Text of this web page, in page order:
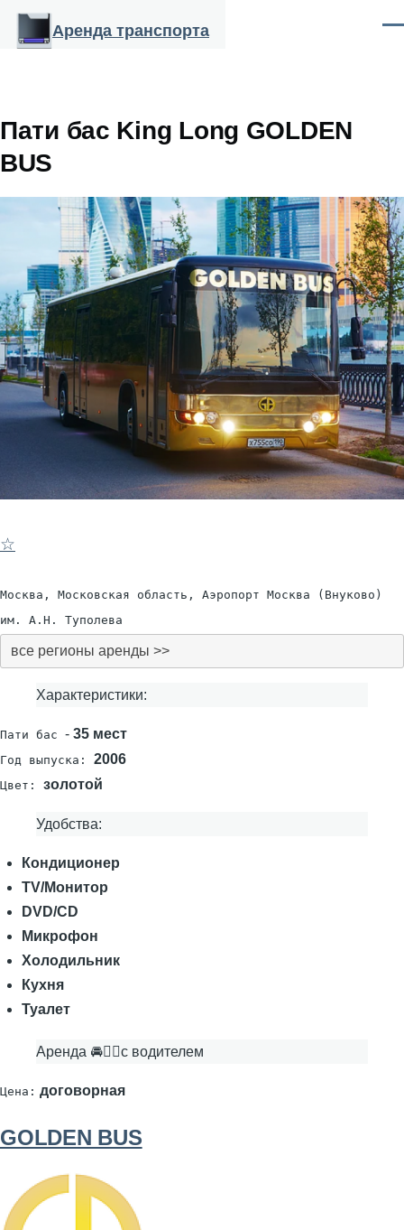
Перейти к основному содержанию
Аренда транспорта
Пати бас King Long GOLDEN
BUS
☆
Москва, Московская область, Аэропорт Москва (Внуково)
им. А.Н. Туполева
все регионы аренды >>
Характеристики:
Пати бас - 35 мест
Год выпуска: 2006
Цвет: золотой
Удобства:
Кондиционер
TV/Монитор
DVD/CD
Микрофон
Холодильник
Кухня
Туалет
Аренда 🚘👨‍✈с водителем
Цена: договорная
GOLDEN BUS